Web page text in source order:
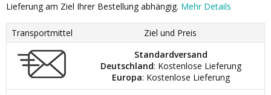
Lieferung am Ziel Ihrer Bestellung abhängig. Mehr Details
Transportmittel
Ziel und Preis
Standardversand
Deutschland: Kostenlose Lieferung
Europa: Kostenlose Lieferung